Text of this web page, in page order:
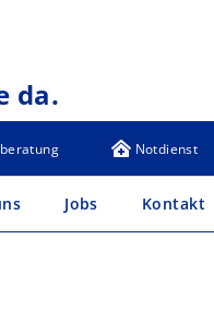
da.
Notdienst
Jobs Kontakt